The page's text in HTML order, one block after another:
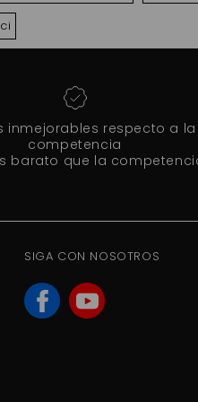
inmejorables respecto a la
competencia
barato que la
SIGA CON NOSOTROS